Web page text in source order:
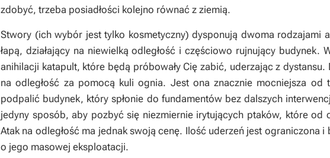
zdobyć, trzeba posiadłości kolejno równać z ziemią.
Stwory (ich wybór jest tylko kosmetyczny) dysponują dwoma rodzajami
łapą, działający na niewielką odległość i częściowo rujnujący
anihilacji katapult, które będą próbowały Cię zabić, uderzając z dystansu.
na odległość za pomocą kuli ognia. Jest ona znacznie mocniejsza od
podpalić budynek, który spłonie do fundamentów bez dalszych
jedyny sposób, aby pozbyć się niezmiernie irytujących ptaków, które od
Atak na odległość ma jednak swoją cenę. Ilość uderzeń jest ograniczona
o jego masowej eksploatacji.